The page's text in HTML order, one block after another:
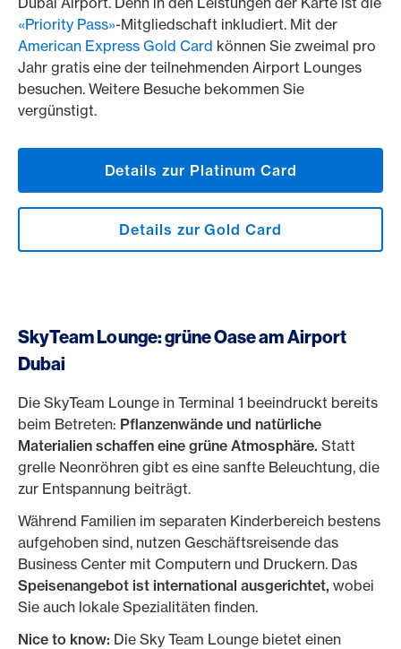
«Priority Pass»-Mitgliedschaft inkludiert. Mit der
American Express Gold Card können Sie zweimal pro
Jahr gratis eine der teilnehmenden Airport Lounges
besuchen. Weitere Besuche bekommen Sie
vergünstigt.
Details zur Platinum Card
Details zur Gold Card
SkyTeam Lounge: grüne Oase am Airport
Dubai
Die SkyTeam Lounge in Terminal 1 beeindruckt bereits
beim Betreten: Pflanzenwände und natürliche
Materialien schaffen eine grüne Atmosphäre. Statt
grelle Neonröhren gibt es eine sanfte Beleuchtung, die
zur Entspannung beiträgt.
Während Familien im separaten Kinderbereich bestens
aufgehoben sind, nutzen Geschäftsreisende das
Business Center mit Computern und Druckern. Das
Speisenangebot ist international ausgerichtet, wobei
Sie auch lokale Spezialitäten finden.
Nice to know: Die Sky Team Lounge bietet einen